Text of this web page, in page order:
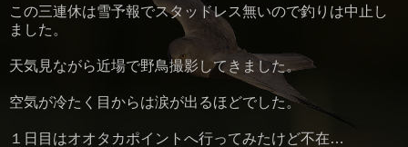
この三連休は雪予報でスタッドレス無いので釣りは中止し
ました。
天気見ながら近場で野鳥撮影してきました。
空気が冷たく目からは涙が出るほどでした。
１日目はオオタカポイントへ行ってみたけど不在…